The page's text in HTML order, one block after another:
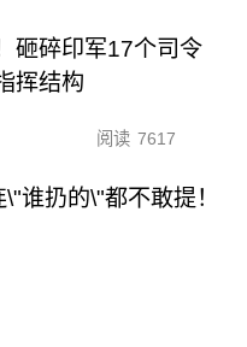
砸碎印军17个司令
挥结构
阅读 7617
谁扔的\"都不敢提！